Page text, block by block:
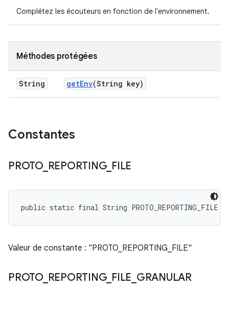
Complétez les écouteurs en fonction de l'environnement.
Méthodes protégées
String getEnv(String key)
Constantes
PROTO_ REPORTING_ FILE
public static final String PROTO_REPORTING_FILE
Valeur de constante : "PROTO_REPORTING_FILE"
PROTO_ REPORTING_ FILE GRANULAR